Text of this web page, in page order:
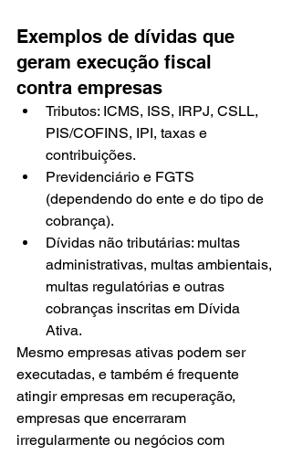
Exemplos de dívidas que
geram execução fiscal
contra empresas
Tributos: ICMS, ISS, IRPJ, CSLL,
PIS/COFINS, IPI, taxas e
contribuições.
Previdenciário e FGTS
(dependendo do ente e do tipo de
cobrança).
Dívidas não tributárias: multas
administrativas, multas ambientais,
multas regulatórias e outras
cobranças inscritas em Dívida
Ativa.
Mesmo empresas ativas podem ser
executadas, e também é frequente
atingir empresas em recuperação,
empresas que encerraram
irregularmente ou negócios com